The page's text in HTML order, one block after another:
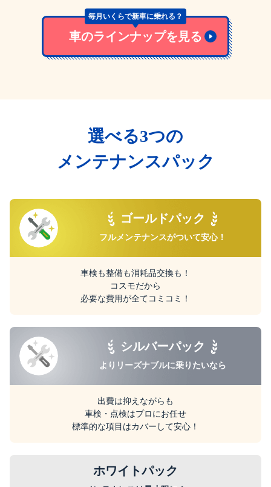
毎月いくらで新車に乗れる？
車のラインナップを見る
選べる3つの
メンテナンスパック
ゴールドパック
フルメンテナンスがついて安心！
車検も整備も消耗品交換も！
コスモだから
必要な費用が全てコミコミ！
シルバーパック
よりリーズナブルに乗りたいなら
出費は抑えながらも
車検・点検はプロにお任せ
標準的な項目はカバーして安心！
ホワイトパック